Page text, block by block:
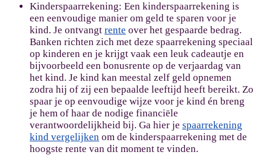
Kinderspaarrekening: Een kinderspaarrekening is
een eenvoudige manier om geld te sparen voor je
kind. Je ontvangt rente over het gespaarde bedrag.
Banken richten zich met deze spaarrekening speciaal
op kinderen en je krijgt vaak een leuk cadeautje en
bijvoorbeeld een bonusrente op de verjaardag van
het kind. Je kind kan meestal zelf geld opnemen
zodra hij of zij een bepaalde leeftijd heeft bereikt. Zo
spaar je op eenvoudige wijze voor je kind én breng
je hem of haar de nodige financiële
verantwoordelijkheid bij. Ga hier je spaarrekening
kind vergelijken om de kinderspaarrekening met de
hoogste rente van dit moment te vinden.